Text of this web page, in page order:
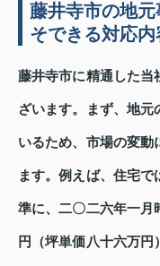
藤井寺市の地
そできる対応内
藤井寺市に精通した当
ざいます。まず、地元
いるため、市場の変動
ます。例えば、住宅
準に、二〇二六年一月
円（坪単価八十六万